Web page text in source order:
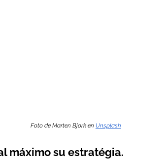
Foto de Marten Bjork en Unsplash
máximo su estratégia.